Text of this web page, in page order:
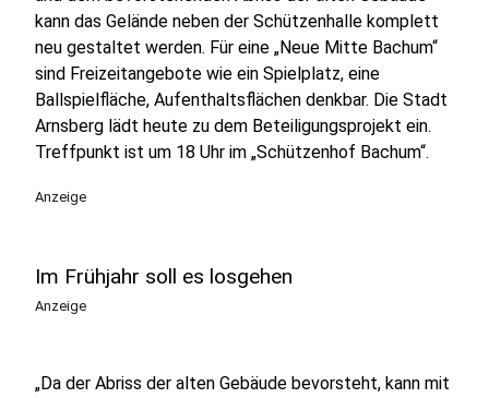
kann das Gelände neben der Schützenhalle komplett
neu gestaltet werden. Für eine „Neue Mitte Bachum“
sind Freizeitangebote wie ein Spielplatz, eine
Ballspielfläche, Aufenthaltsflächen denkbar. Die Stadt
Arnsberg lädt heute zu dem Beteiligungsprojekt ein.
Treffpunkt ist um 18 Uhr im „Schützenhof Bachum“.
Anzeige
Im Frühjahr soll es losgehen
Anzeige
„Da der Abriss der alten Gebäude bevorsteht, kann mit